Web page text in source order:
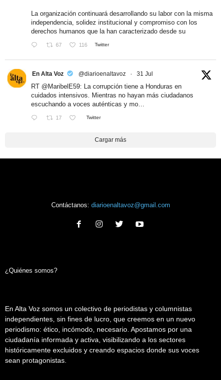
La organización continuará desarrollando su labor con la misma
independencia, solidez institucional y compromiso con los
derechos humanos que la han caracterizado desde su
67 116 Twitter
En Alta Voz @diarioenaltavoz · 31 Jul
RT @MaribelE59: La corrupción tiene a Honduras en
cuidados intensivos. Mientras no hayan más ciudadanos
escuchando a voces auténticas y mo…
17 Twitter
Cargar más
Contáctanos: diarioenaltavoz@gmail.com
¿Quiénes somos?
En Alta Voz somos un colectivo de periodistas y columnistas
independientes, sin fines de lucro, que creemos en un nuevo
periodismo: ético, incómodo, necesario. Apostamos por una
ciudadanía informada y activa, visibilizando a los sectores
históricamente excluidos y creando espacios donde sus voces
sean protagonistas.